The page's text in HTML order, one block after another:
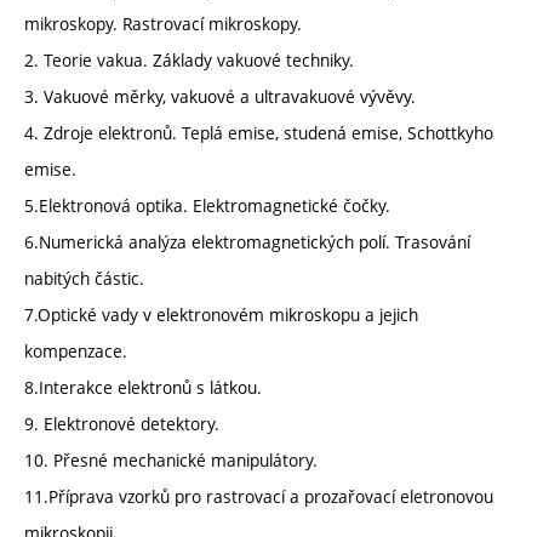
mikroskopy. Rastrovací mikroskopy.
2. Teorie vakua. Základy vakuové techniky.
3. Vakuové měrky, vakuové a ultravakuové vývěvy.
4. Zdroje elektronů. Teplá emise, studená emise, Schottkyho
emise.
5.Elektronová optika. Elektromagnetické čočky.
6.Numerická analýza elektromagnetických polí. Trasování
nabitých částic.
7.Optické vady v elektronovém mikroskopu a jejich
kompenzace.
8.Interakce elektronů s látkou.
9. Elektronové detektory.
10. Přesné mechanické manipulátory.
11.Příprava vzorků pro rastrovací a prozařovací eletronovou